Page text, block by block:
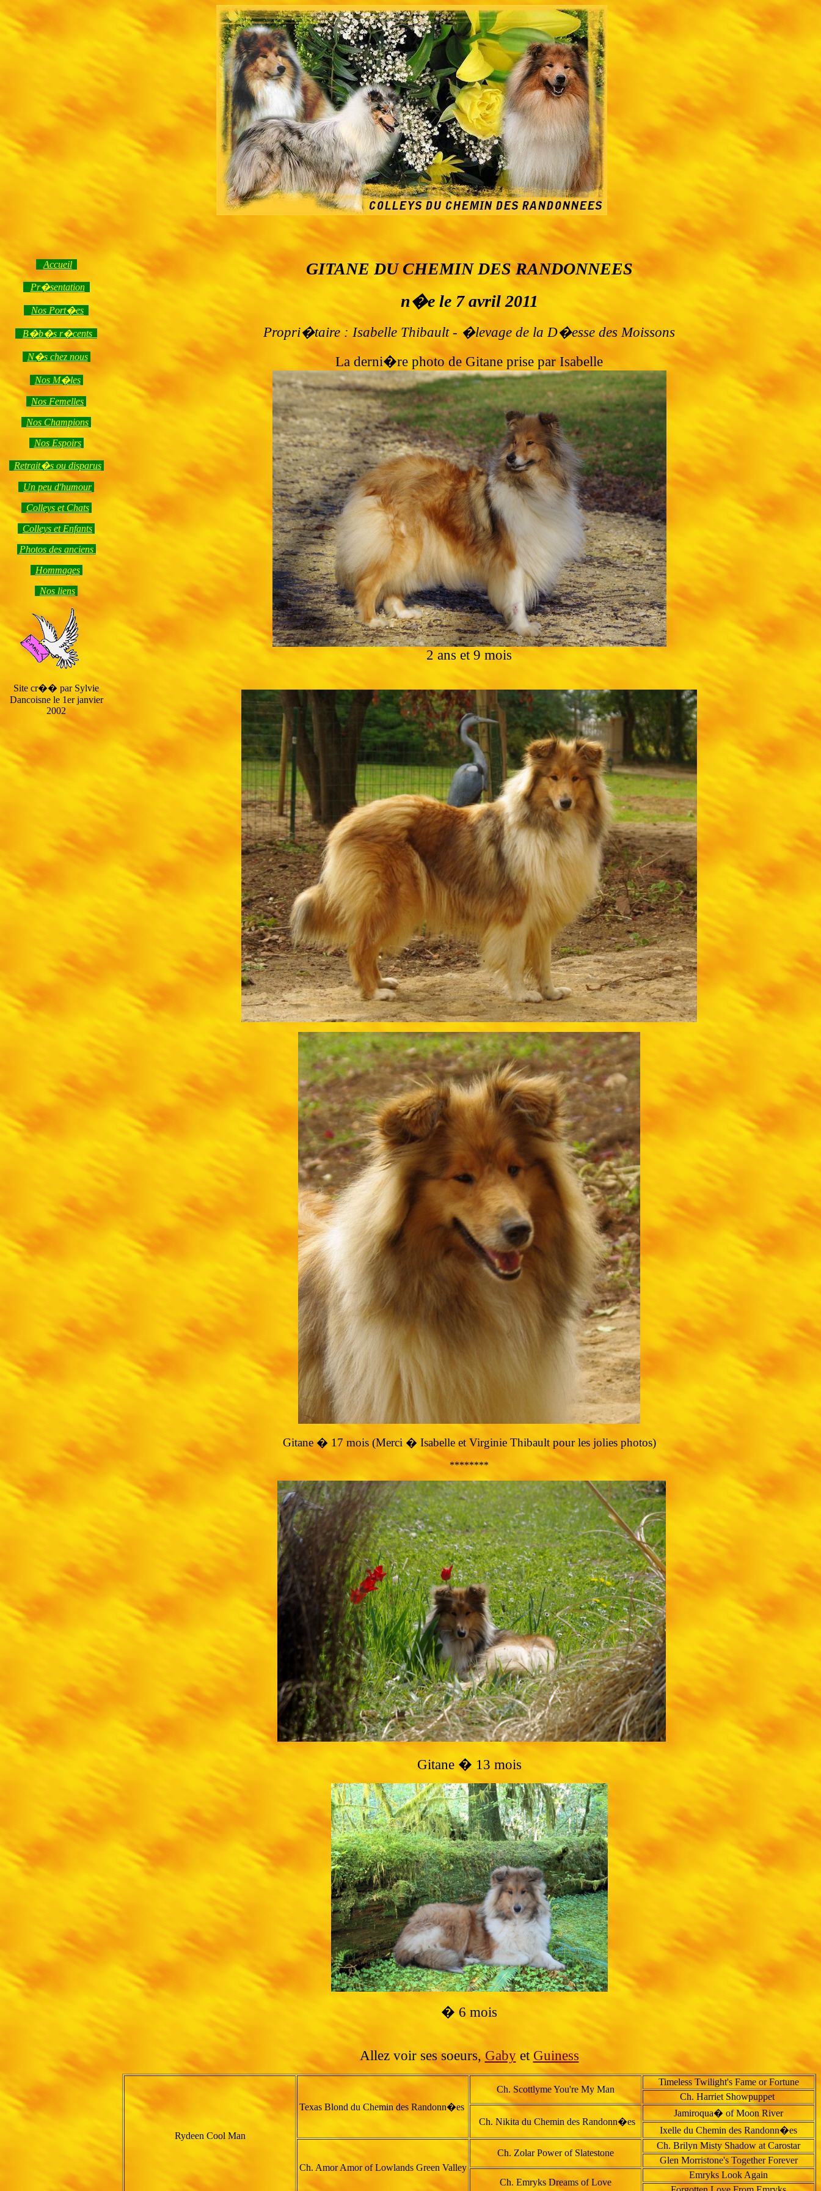
Accueil
Pr�sentation
Nos Port�es
B�b�s r�cents
N�s chez nous
Nos M�les
Nos Femelles
Nos Champions
Nos Espoirs
Retrait�s ou disparus
Un peu d'humour
Colleys et Chats
Colleys et Enfants
Photos des anciens
Hommages
Nos liens
Site cr�� par Sylvie
Dancoisne le 1er janvier
2002
GITANE DU CHEMIN DES RANDONNEES
n�e le 7 avril 2011
Propri�taire : Isabelle Thibault - �levage de la D�esse des Moissons
La derni�re photo de Gitane prise par Isabelle
2 ans et 9 mois
Gitane � 17 mois (Merci � Isabelle et Virginie Thibault pour les jolies photos)
********
Gitane � 13 mois
� 6 mois
Allez voir ses soeurs,Gabyet Guiness
Rydeen Cool Man
Texas Blond du Chemin des Randonn�es
Ch. Scottlyme You're My Man
Timeless Twilight's Fame or Fortune
Ch. Harriet Showpuppet
Ch. Nikita du Chemin des Randonn�es
Jamiroqua� of Moon River
Ixelle du Chemin des Randonn�es
Ch. Amor Amor of Lowlands Green Valley
Ch. Zolar Power of Slatestone
Ch. Brilyn Misty Shadow at Carostar
Glen Morristone's Together Forever
Ch. Emryks Dreams of Love
Emryks Look Again